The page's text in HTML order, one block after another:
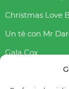
Christmas Love
Un tè con Mr
Gala Cox
Indice